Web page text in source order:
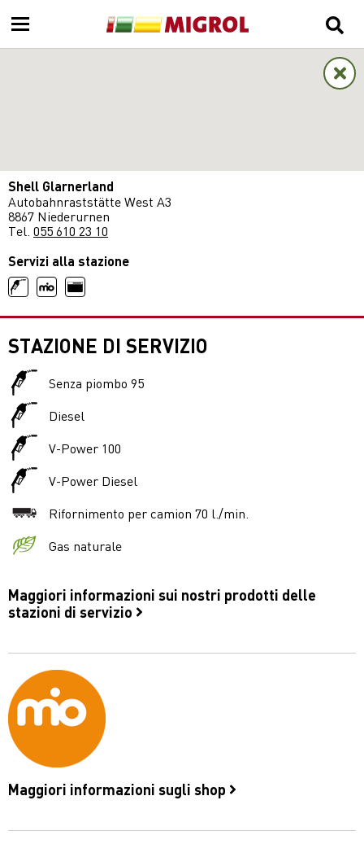
Shell Glarnerland
Autobahnraststätte West A3
8867 Niederurnen
Tel. 055 610 23 10
Servizi alla stazione
STAZIONE DI SERVIZIO
Senza piombo 95
Diesel
V-Power 100
V-Power Diesel
Rifornimento per camion 70 l./min.
Gas naturale
Maggiori informazioni sui nostri prodotti delle
stazioni di servizio
Maggiori informazioni sugli shop